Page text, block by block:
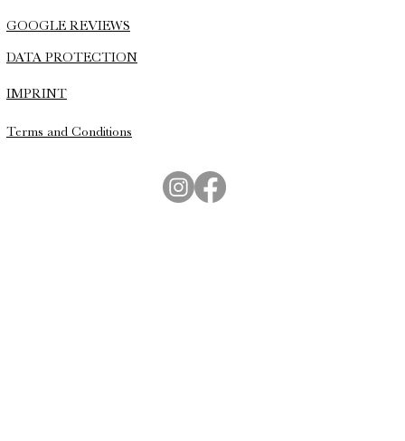
GOOGLE REVIEWS
DATA PROTECTION
IMPRINT
Terms and Conditions